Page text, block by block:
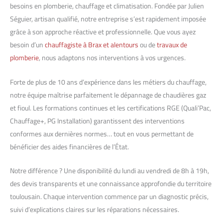
besoins en plomberie, chauffage et climatisation. Fondée par Julien
Séguier, artisan qualifié, notre entreprise s’est rapidement imposée
grâce à son approche réactive et professionnelle. Que vous ayez
besoin d’unchauffagiste à Brax et alentoursou detravaux de
plomberie, nous adaptons nos interventions à vos urgences.
Forte de plus de 10 ans d’expérience dans les métiers du chauffage,
notre équipe maîtrise parfaitement le dépannage de chaudières gaz
et fioul. Les formations continues et les certifications RGE (Quali’Pac,
Chauffage+, PG Installation) garantissent des interventions
conformes aux dernières normes… tout en vous permettant de
bénéficier des aides financières de l’État.
Notre différence ? Une disponibilité du lundi au vendredi de 8h à 19h,
des devis transparents et une connaissance approfondie du territoire
toulousain. Chaque intervention commence par un diagnostic précis,
suivi d’explications claires sur les réparations nécessaires.